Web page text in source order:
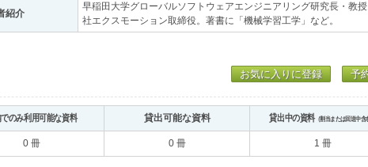
紹介
早稲田大学グローバルソフトウェアエンジニアリング研究長・教
社エクスモーション取締役。著書に「機械学習工学」など。
お気に入りに登録 予
のみ利用可能な資料 貸出可能な資料 貸出中の資料（割当または回送中含
0 冊 0 冊 1 冊